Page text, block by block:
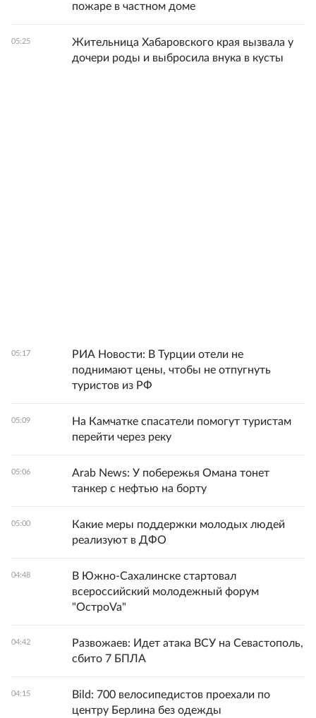
пожаре в частном доме
05:25
Жительница Хабаровского края вызвала у
дочери роды и выбросила внука в кусты
05:17
РИА Новости: В Турции отели не
поднимают цены, чтобы не отпугнуть
туристов из РФ
05:09
На Камчатке спасатели помогут туристам
перейти через реку
05:06
Arab News: У побережья Омана тонет
танкер с нефтью на борту
05:00
Какие меры поддержки молодых людей
реализуют в ДФО
04:48
В Южно-Сахалинске стартовал
всероссийский молодежный форум
"ОстроVa"
04:42
Развожаев: Идет атака ВСУ на Севастополь,
сбито 7 БПЛА
04:15
Bild: 700 велосипедистов проехали по
центру Берлина без одежды